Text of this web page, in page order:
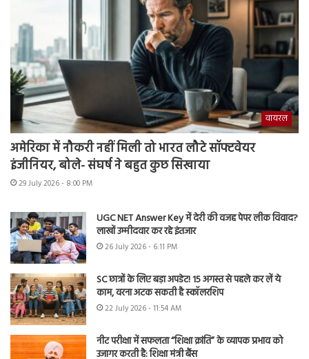
वायरल
अमेरिका में नौकरी नहीं मिली तो भारत लौटे सॉफ्टवेयर
इंजीनियर, बोले- संघर्ष ने बहुत कुछ सिखाया
29 July 2026 - 8:00 PM
UGC NET Answer Key में देरी की वजह पेपर लीक विवाद?
लाखों उम्मीदवार कर रहे इंतजार
26 July 2026 - 6:11 PM
SC छात्रों के लिए बड़ा अपडेट! 15 अगस्त से पहले कर लें ये
काम, वरना अटक सकती है स्कॉलरशिप
22 July 2026 - 11:54 AM
नीट परीक्षा में सफलता “शिक्षा क्रांति” के व्यापक प्रभाव को
उजागर करती है: शिक्षा मंत्री बैंस